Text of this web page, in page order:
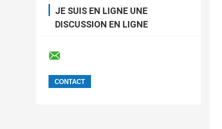
JE SUIS EN LIGNE UNE
DISCUSSION EN LIGNE